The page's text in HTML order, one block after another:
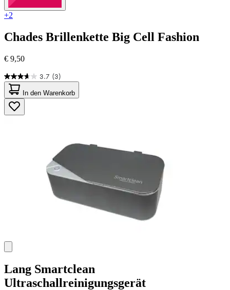
+2
Chades Brillenkette Big Cell Fashion
€ 9,50
3.7 (3)
3.7
von
5
Sternen.
3
In den Warenkorb
Lang Smartclean
Ultraschallreinigungsgerät